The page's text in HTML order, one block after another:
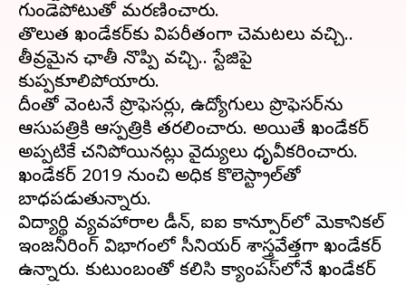
గుండెపోటుతో మరణించారు.
తొలుత ఖండేకర్‌కు విపరీతంగా చెమటలు వచ్చి..
తీవ్రమైన ఛాతీ నొప్పి వచ్చి.. స్టేజిపై
కుప్పకూలిపోయారు.
దీంతో వెంటనే ప్రొఫెసర్లు, ఉద్యోగులు ప్రొఫెసర్‌ను
ఆసుపత్రికి ఆస్పత్రికి తరలించారు. అయితే ఖండేకర్
అప్పటికే చనిపోయినట్లు వైద్యులు ధృవీకరించారు.
ఖండేకర్ 2019 నుంచి అధిక కొలెస్ట్రాల్‌తో
బాధపడుతున్నారు.
విద్యార్థి వ్యవహారాల డీన్, ఐఐటీ కాన్పూర్‌లో మెకానికల్
ఇంజనీరింగ్ విభాగంలో సీనియర్ శాస్త్రవేత్తగా ఖండేకర్
ఉన్నారు. కుటుంబంతో కలిసి క్యాంపస్‌లోనే ఖండేకర్